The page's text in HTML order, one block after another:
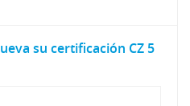
su certificación CZ 5